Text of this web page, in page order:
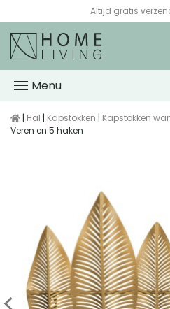
Altijd gratis
Menu
| Hal | Kapstokken | Kapstokken
Veren en 5 haken